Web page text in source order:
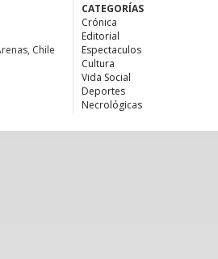
Chile
CATEGORÍAS
Crónica
Editorial
Espectaculos
Cultura
Vida Social
Deportes
Necrológicas